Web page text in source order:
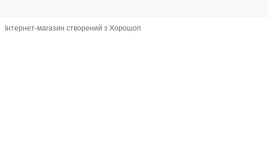
Інтернет-магазин створений з Хорошоп